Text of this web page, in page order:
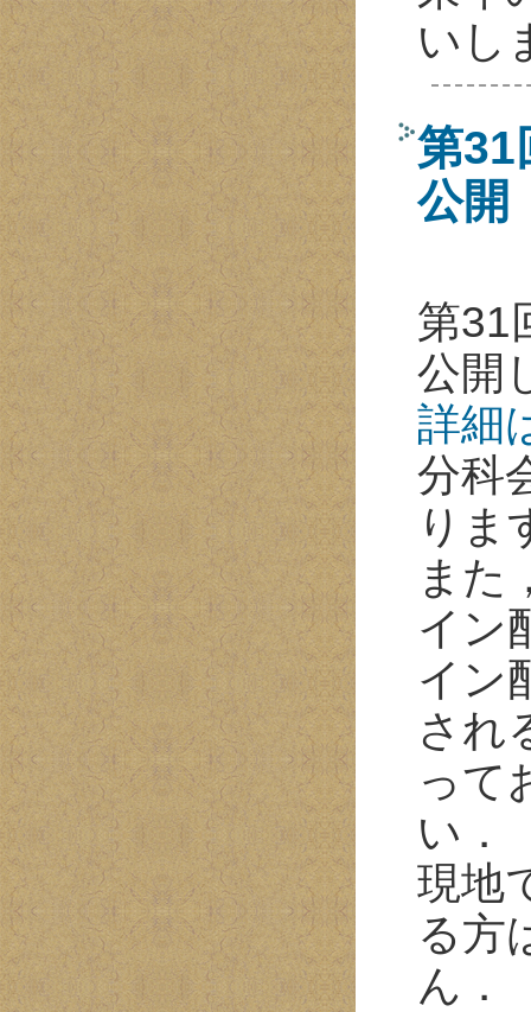
いし
第31
公開
第31
公開
詳細
分科
りま
また
イン
イン
され
って
い．
現地
る方
ん．